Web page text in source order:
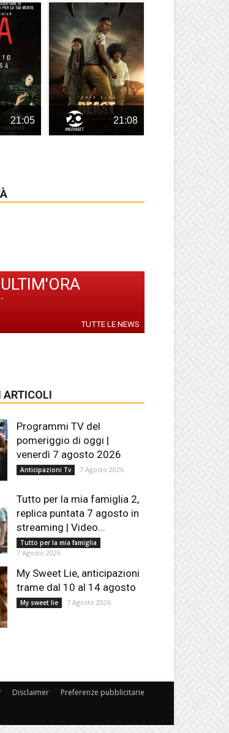
21:05 21:08
ULTIM'ORA
-
TUTTE LE NEWS
ARTICOLI
Programmi TV del
pomeriggio di oggi |
venerdì 7 agosto 2026
Anticipazioni Tv 7 Agosto 2026
Tutto per la mia famiglia 2,
replica puntata 7 agosto in
streaming | Video...
Tutto per la mia famiglia
7 Agosto 2026
My Sweet Lie, anticipazioni
trame dal 10 al 14 agosto
My sweet lie 7 Agosto 2026
Disclaimer Preferenze pubblicitarie